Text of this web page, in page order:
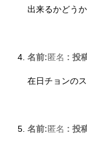
出来るかどうか
名前:匿名 : 投
在日チョンの
名前:匿名 : 投